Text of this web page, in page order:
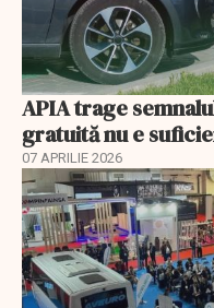
APIA trage
gratuită nu e
07 APRILIE 2026